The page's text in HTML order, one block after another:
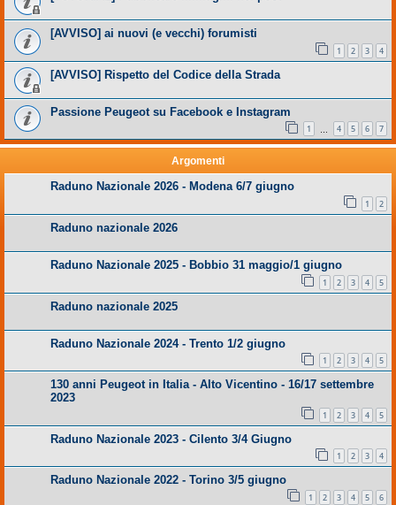
[AVVISO] ai nuovi (e vecchi) forumisti
1 2 3 4
[AVVISO] Rispetto del Codice della Strada
Passione Peugeot su Facebook e Instagram
1 4 5 6 7
Argomenti
Raduno Nazionale 2026 - Modena 6/7 giugno
1 2
Raduno nazionale 2026
Raduno Nazionale 2025 - Bobbio 31 maggio/1 giugno
1 2 3 4 5
Raduno nazionale 2025
Raduno Nazionale 2024 - Trento 1/2 giugno
1 2 3 4 5
130 anni Peugeot in Italia - Alto Vicentino - 16/17 settembre
2023
1 2 3 4 5
Raduno Nazionale 2023 - Cilento 3/4 Giugno
1 2 3 4
Raduno Nazionale 2022 - Torino 3/5 giugno
1 2 3 4 5 6